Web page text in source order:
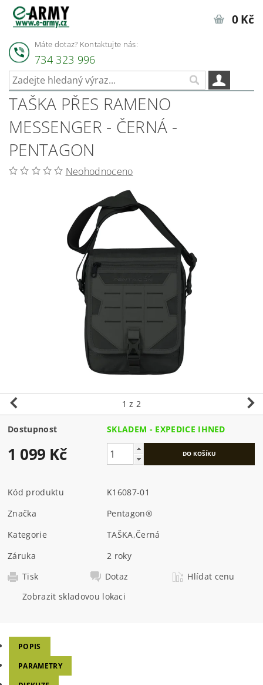
Máte dotaz? Kontaktujte nás:
734 323 996
0 Kč
TAŠKA PŘES RAMENO
MESSENGER - ČERNÁ -
PENTAGON
Neohodnoceno
1 z 2
Dostupnost SKLADEM - EXPEDICE IHNED
1 099 Kč
Kód produktu
K16087-01
Značka
Pentagon®
Kategorie
TAŠKA,Černá
Záruka
2 roky
Tisk
Dotaz
Hlídat cenu
Zobrazit skladovou lokaci
POPIS
PARAMETRY